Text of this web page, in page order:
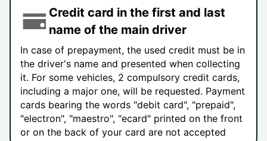
Credit card in the first and last
name of the main driver
In case of prepayment, the used credit must be in
the driver's name and presented when collecting
it. For some vehicles, 2 compulsory credit cards,
including a major one, will be requested. Payment
cards bearing the words "debit card", "prepaid",
"electron", "maestro", "ecard" printed on the front
or on the back of your card are not accepted